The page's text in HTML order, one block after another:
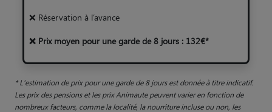
❌ Réservation à l’avance
❌ Prix moyen pour une garde de 8 jours : 132€*
* L'estimation de prix pour une garde de 8 jours est donnée à titre indicatif.
Les prix des pensions et les prix Animaute peuvent varier en fonction de
nombreux facteurs, comme la localité, la nourriture incluse ou non, les